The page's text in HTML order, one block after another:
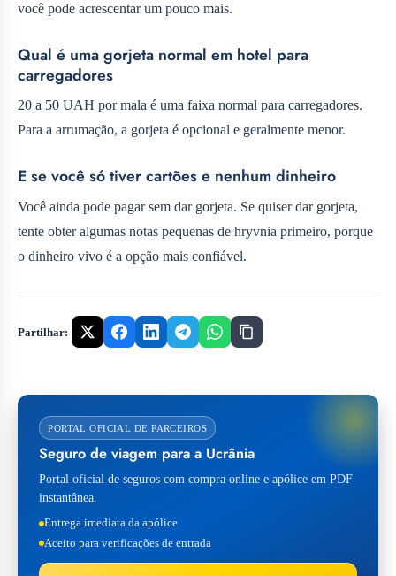
você pode acrescentar um pouco mais.
Qual é uma gorjeta normal em hotel para
carregadores
20 a 50 UAH por mala é uma faixa normal para carregadores.
Para a arrumação, a gorjeta é opcional e geralmente menor.
E se você só tiver cartões e nenhum dinheiro
Você ainda pode pagar sem dar gorjeta. Se quiser dar gorjeta,
tente obter algumas notas pequenas de hryvnia primeiro, porque
o dinheiro vivo é a opção mais confiável.
Partilhar:
PORTAL OFICIAL DE PARCEIROS
Seguro de viagem para a Ucrânia
Portal oficial de seguros com compra online e apólice em PDF
instantânea.
Entrega imediata da apólice
Aceito para verificações de entrada